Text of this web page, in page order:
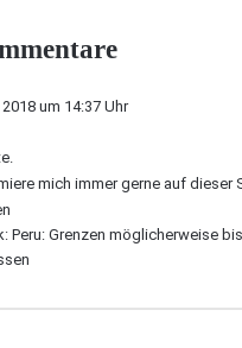
um 14:37 Uhr
mich immer gerne auf dieser
Peru: Grenzen möglicherweise